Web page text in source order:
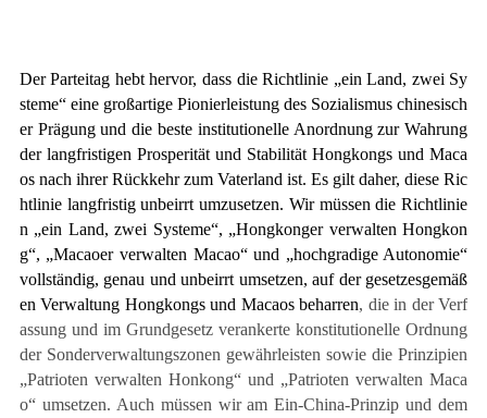
Der Parteitag hebt hervor, dass die Richtlinie „ein Land, zwei Sy
steme“ eine großartige Pionierleistung des Sozialismus chinesisch
er Prägung und die beste institutionelle Anordnung zur Wahrung
der langfristigen Prosperität und Stabilität Hongkongs und Maca
os nach ihrer Rückkehr zum Vaterland ist. Es gilt daher, diese Ric
htlinie langfristig unbeirrt umzusetzen. Wir müssen die Richtlinie
n „ein Land, zwei Systeme“, „Hongkonger verwalten Hongkon
g“, „Macaoer verwalten Macao“ und „hochgradige Autonomie“
vollständig, genau und unbeirrt umsetzen, auf der gesetzesgemäß
en Verwaltung Hongkongs und Macaos beharren, die in der Verf
assung und im Grundgesetz verankerte konstitutionelle Ordnung
der Sonderverwaltungszonen gewährleisten sowie die Prinzipien
„Patrioten verwalten Honkong“ und „Patrioten verwalten Maca
o“ umsetzen. Auch müssen wir am Ein-China-Prinzip und dem